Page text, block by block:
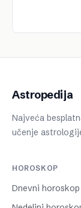
Astropedija
Najveća
učenje
HOROSKOP
Dnevni horoskop